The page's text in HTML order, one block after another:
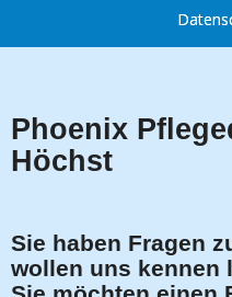
Phoenix
Höchst
Sie haben Fragen
wollen uns kennen